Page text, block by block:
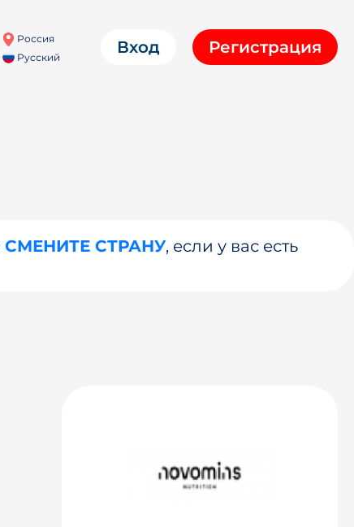
Россия
Русский
Вход Регистрация
СМЕНИТЕ СТРАНУ, если у вас есть